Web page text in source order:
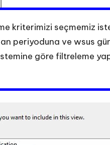
kriterimizi seçmemiz
periyoduna ve wsus
göre filtreleme